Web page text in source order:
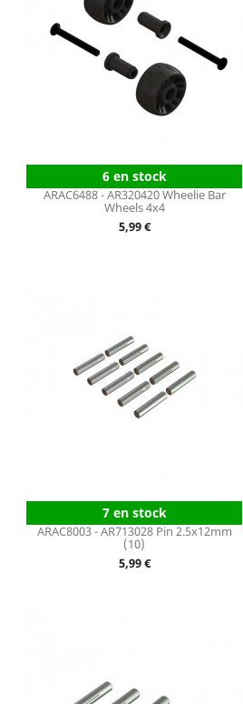
6 en stock
ARAC6488 - AR320420 Wheelie Bar
Wheels 4x4
Prix
5,99 €
7 en stock
ARAC8003 - AR713028 Pin 2.5x12mm
(10)
Prix
5,99 €